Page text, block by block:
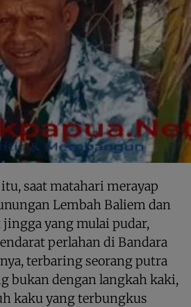
itu, saat matahari merayap
Lembah Baliem dan
yang mulai pudar,
perlahan di Bandara
terbaring seorang putra
bukan dengan langkah kaki,
kaku yang terbungkus